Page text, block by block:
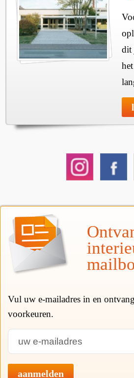
dit
Vul uw e-mailadres in en
voorkeuren.
aanmelden